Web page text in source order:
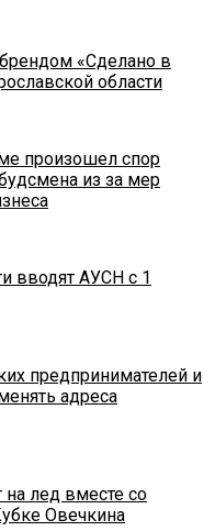
«Сделано в
области
произошел спор
из за мер
вводят АУСН с 1
предпринимателей и
адреса
лед вместе со
Овечкина